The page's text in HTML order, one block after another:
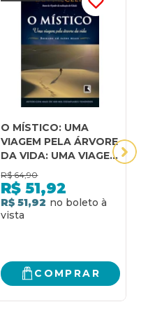
O MÍSTICO: UMA
VIAGEM PELA ÁRVORE
DA VIDA: UMA VIAGEM
PELA ÁRVORE DA
VIDA
R$ 64,90
R$ 51,92
R$ 51,92
COMPRAR